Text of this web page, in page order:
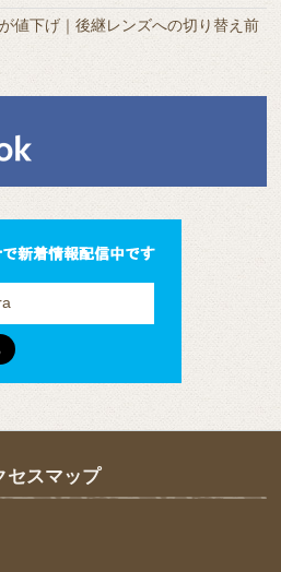
値下げ｜後継レンズへの切り替え前
セスマップ